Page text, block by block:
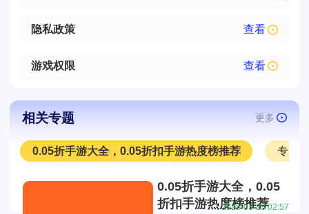
隐私政策 查看
游戏权限 查看
相关专题 更多
0.05折手游大全，0.05折扣手游热度榜推荐 专服
0.05折手游大全，0.05
折扣手游热度榜推荐
2025-03-23 02:57